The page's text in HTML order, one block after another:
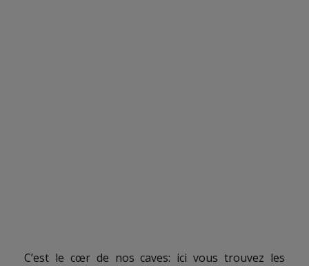
C’est le cœr de nos caves: ici vous trouvez les